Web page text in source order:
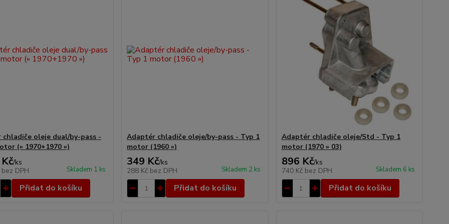
oleje dual/by-pass -
(» 1970+1970 »)
/ks
bez DPH Skladem 1 ks
Přidat do košíku
Adaptér chladiče oleje/by-pass - Typ 1
motor (1960 »)
349 Kč/ks
288 Kč bez DPH Skladem 2 ks
Přidat do košíku
Adaptér chladiče oleje/Std - Typ 1
motor (1970 » 03)
896 Kč/ks
740 Kč bez DPH Skladem 6 ks
Přidat do košíku